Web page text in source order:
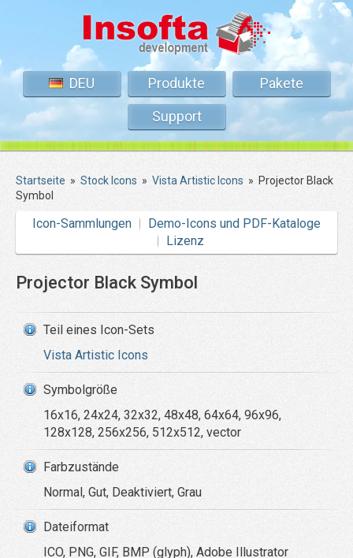
DEU Produkte
Pakete
Support
Startseite » Stock Icons » Vista Artistic Icons » Projector Black
Symbol
Icon-Sammlungen
Demo-Icons und PDF-Kataloge
Lizenz
Projector Black Symbol
Teil eines Icon-Sets
Vista Artistic Icons
Symbolgröße
16x16, 24x24, 32x32, 48x48, 64x64, 96x96,
128x128, 256x256, 512x512, vector
Farbzustände
Normal, Gut, Deaktiviert, Grau
Dateiformat
ICO, PNG, GIF, BMP (glyph), Adobe Illustrator